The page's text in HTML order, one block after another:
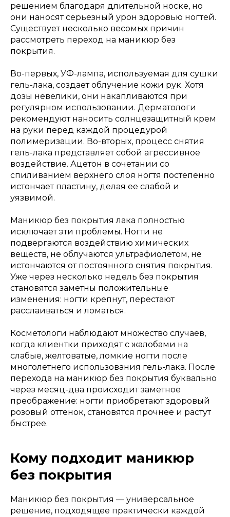
решением благодаря длительной носке, но
они наносят серьезный урон здоровью ногтей.
Существует несколько весомых причин
рассмотреть переход на маникюр без
покрытия.
Во-первых, УФ-лампа, используемая для сушки
гель-лака, создает облучение кожи рук. Хотя
дозы невелики, они накапливаются при
регулярном использовании. Дерматологи
рекомендуют наносить солнцезащитный крем
на руки перед каждой процедурой
полимеризации. Во-вторых, процесс снятия
гель-лака представляет собой агрессивное
воздействие. Ацетон в сочетании со
спиливанием верхнего слоя ногтя постепенно
истончает пластину, делая ее слабой и
уязвимой.
Маникюр без покрытия лака полностью
исключает эти проблемы. Ногти не
подвергаются воздействию химических
веществ, не облучаются ультрафиолетом, не
истончаются от постоянного снятия покрытия.
Уже через несколько недель без покрытия
становятся заметны положительные
изменения: ногти крепнут, перестают
расслаиваться и ломаться.
Косметологи наблюдают множество случаев,
когда клиентки приходят с жалобами на
слабые, желтоватые, ломкие ногти после
многолетнего использования гель-лака. После
перехода на маникюр без покрытия буквально
через месяц-два происходит заметное
преображение: ногти приобретают здоровый
розовый оттенок, становятся прочнее и растут
быстрее.
Кому подходит маникюр
без покрытия
Маникюр без покрытия — универсальное
решение, подходящее практически каждой